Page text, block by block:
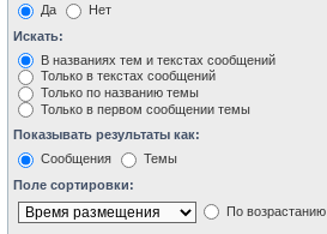
Да
Нет
Искать:
В названиях тем и текстах сообщений
Только в текстах сообщений
Только по названию темы
Только в первом сообщении темы
Показывать результаты как:
Сообщения
Темы
Поле сортировки:
По возрастанию